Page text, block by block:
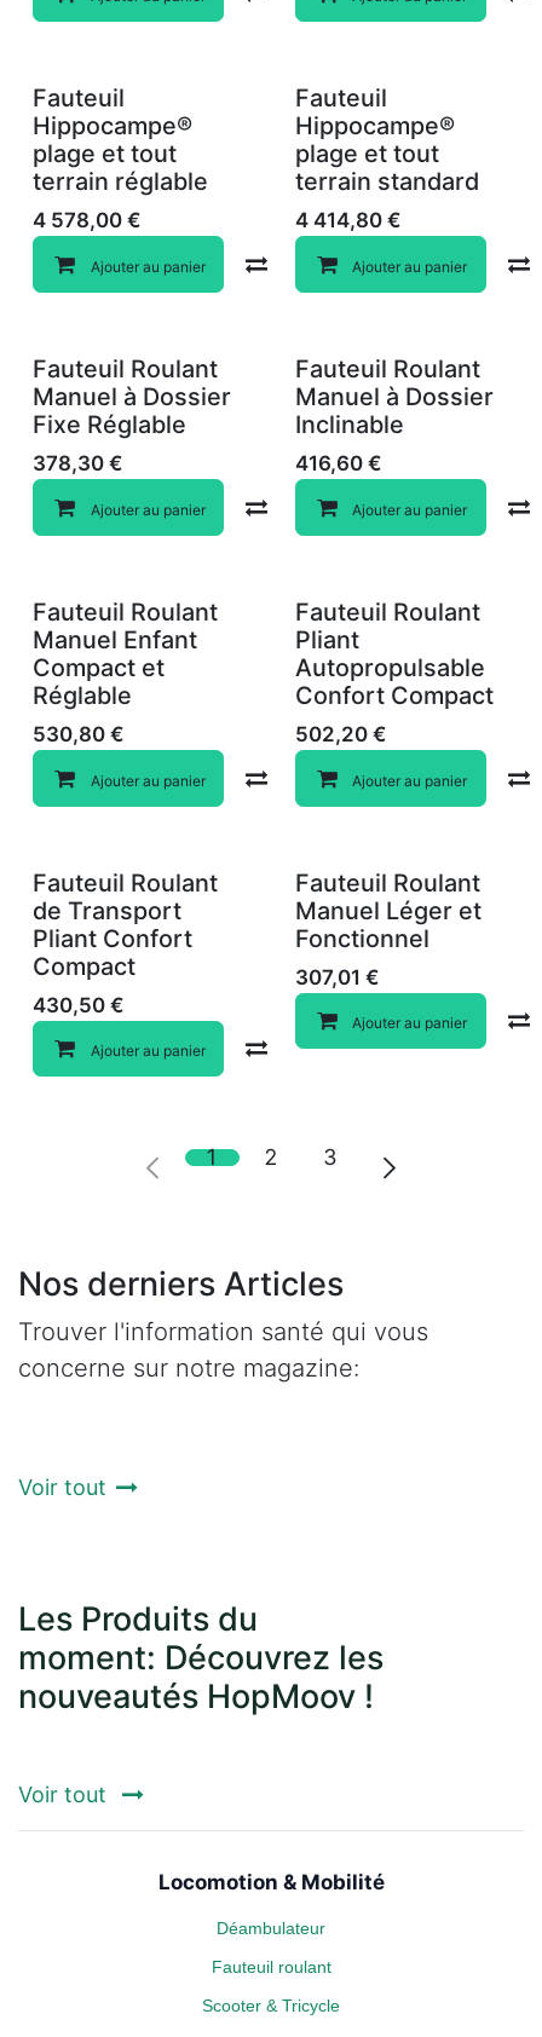
Fauteuil
Hippocampe®
plage et tout
terrain réglable
4 578,00 €
Ajouter au panier Compare
Fauteuil
Hippocampe®
plage et tout
terrain standard
4 414,80€
Ajouter au panier
Fauteuil Roulant
Manuel à Dossier
Fixe Réglable
378,30 €
Ajouter au panier Compare
Fauteuil Roulant
Manuel à Dossier
Inclinable
416,60€
Ajouter au panier
Fauteuil Roulant
Manuel Enfant
Compact et
Réglable
530,80 €
Ajouter au panier Compare
Fauteuil Roulant
Pliant
Autopropulsable
Confort Compact
502,20€
Ajouter au panier
Fauteuil Roulant
de Transport
Pliant Confort
Compact
430,50 €
Ajouter au panier Compare
Fauteuil Roulant
Manuel Léger et
Fonctionnel
307,01 €
Ajouter au panier
1 2 3
Nos derniers Articles
Trouver l'information santé qui vous
concerne sur notre magazine:
Voir tout
Les Produits du
moment: Découvrez les
nouveautés HopMoov !
Voir tout
Locomotion & Mobilité
Déambulateur
Fauteuil roulant
Scooter & Tricycle